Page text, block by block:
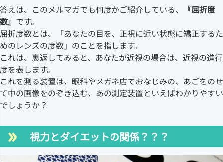
答えは、このメルマガでも何度かご紹介している、
『屈折度
数』 です。
屈折度数とは、「あなたの目を、正視に近い状態に矯正するた
めのレンズの度数」のことを指します。
これは、裏返してみると、あなたが近視の場合は、近視の進行
度を表します。
これを測る装置は、眼科やメガネ店でおなじみの、あごをのせ
て中の画像をのぞき込む、あの測定装置といえばわかりやすい
でしょうか？
視力とダイエットの関係？？？